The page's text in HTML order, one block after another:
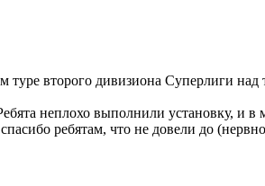
второго дивизиона Суперлиги
неплохо выполнили установку, и
ребятам, что не довели до